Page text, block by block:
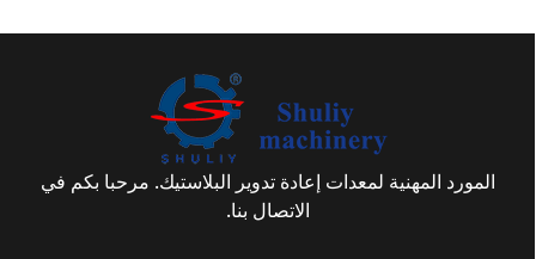
المورد المهنية لمعدات إعادة تدوير البلاستيك. مرحبا بكم في
الاتصال بنا.